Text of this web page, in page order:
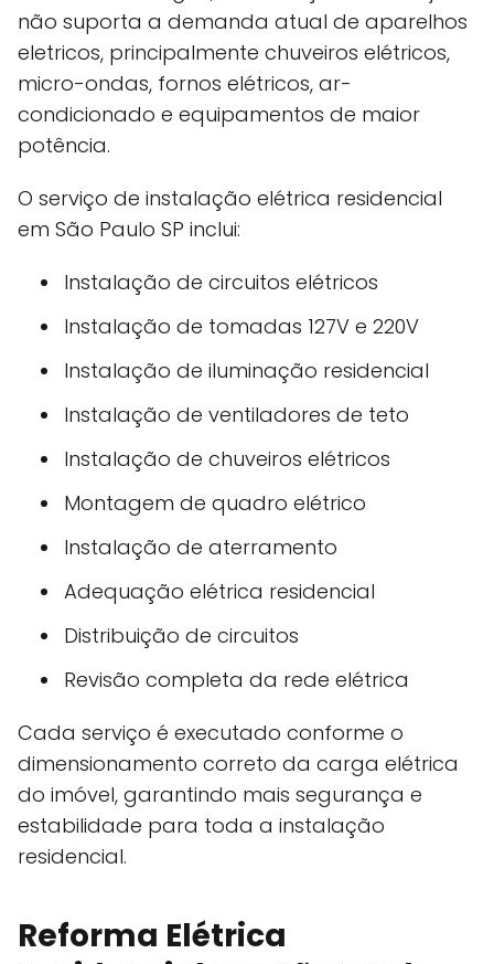
não suporta a demanda atual de aparelhos
eletricos, principalmente chuveiros elétricos,
micro-ondas, fornos elétricos, ar-
condicionado e equipamentos de maior
potência.
O serviço de instalação elétrica residencial
em São Paulo SP inclui:
Instalação de circuitos elétricos
Instalação de tomadas 127V e 220V
Instalação de iluminação residencial
Instalação de ventiladores de teto
Instalação de chuveiros elétricos
Montagem de quadro elétrico
Instalação de aterramento
Adequação elétrica residencial
Distribuição de circuitos
Revisão completa da rede elétrica
Cada serviço é executado conforme o
dimensionamento correto da carga elétrica
do imóvel, garantindo mais segurança e
estabilidade para toda a instalação
residencial.
Reforma Elétrica